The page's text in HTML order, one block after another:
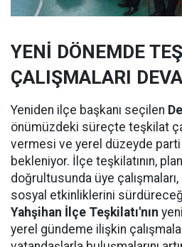
YENİ DÖNEMDE
ÇALIŞMALARI
Yeniden ilçe başkanı seçilen
önümüzdeki süreçte teşkilat
vermesi ve yerel düzeyde parti
bekleniyor. İlçe teşkilatının,
doğrultusunda üye
sosyal etkinliklerini
Yahşihan İlçe Teşkilatı'nın
yerel gündeme ilişkin